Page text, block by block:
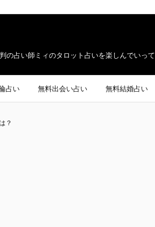
占い師ミィのタロット占いを楽しんでいって
占い 無料出会い占い 無料結婚占い
？